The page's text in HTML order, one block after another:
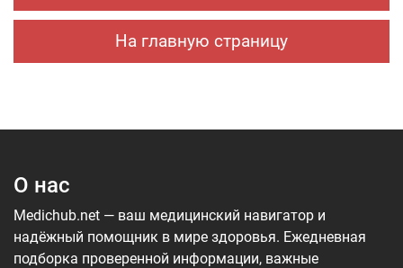
На главную страницу
О нас
Medichub.net — ваш медицинский навигатор и
надёжный помощник в мире здоровья. Ежедневная
подборка проверенной информации, важные